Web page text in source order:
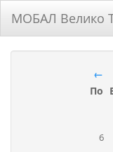
МОБАЛ Велико
←
По
6